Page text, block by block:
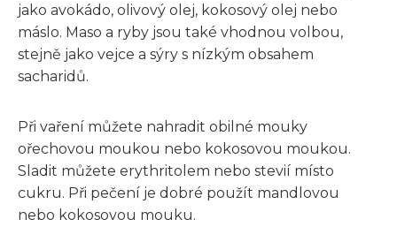
jako avokádo, olivový olej, kokosový olej nebo
máslo. Maso a ryby jsou také vhodnou volbou,
stejně jako vejce a sýry s nízkým obsahem
sacharidů.
Při vaření můžete nahradit obilné mouky
ořechovou moukou nebo kokosovou moukou.
Sladit můžete erythritolem nebo stevií místo
cukru. Při pečení je dobré použít mandlovou
nebo kokosovou mouku.